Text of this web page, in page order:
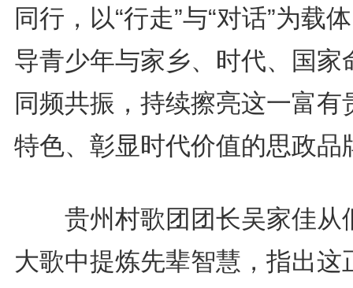
同行，以“行走”与“对话”为载
导青少年与家乡、时代、国家
同频共振，持续擦亮这一富有
特色、彰显时代价值的思政品
贵州村歌团团长吴家佳从
大歌中提炼先辈智慧，指出这